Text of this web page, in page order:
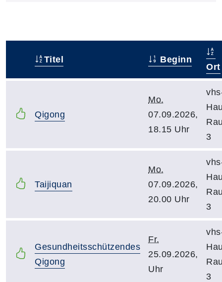
Titel Beginn
Ort
Qigong
Mo.
07.09.2026,
18.15 Uhr
3
Taijiquan
Mo.
07.09.2026,
20.00 Uhr
3
Gesundheitsschützendes
Qigong
Fr.
25.09.2026,
Uhr
3